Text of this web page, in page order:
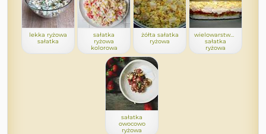
lekka ryżowa
sałatka
sałatka
ryżowa
kolorowa
żółta sałatka
ryżowa
wielowarstwowa
sałatka
ryżowa
sałatka
owocowo
ryżowa